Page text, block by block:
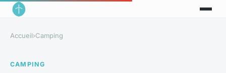
Accueil›Camping
CAMPING